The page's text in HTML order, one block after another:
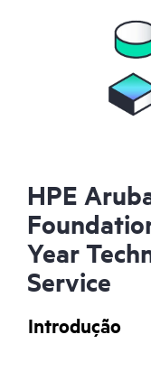
HPE
Year
Service
Introdução